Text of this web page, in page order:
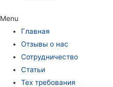
Menu
Главная
Отзывы о нас
Сотрудничество
Статьи
Тех требования